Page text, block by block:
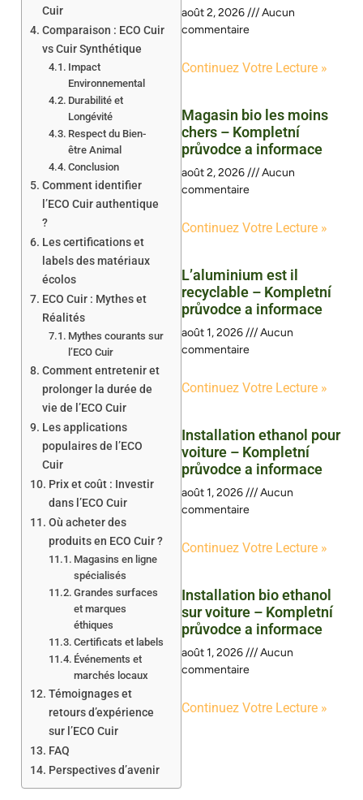
Cuir
Comparaison : ECO Cuir
vs Cuir Synthétique
Impact
Environnemental
Durabilité et
Longévité
Respect du Bien-
être Animal
Conclusion
Comment identifier
l’ECO Cuir authentique
?
Les certifications et
labels des matériaux
écolos
ECO Cuir : Mythes et
Réalités
Mythes courants sur
l’ECO Cuir
Comment entretenir et
prolonger la durée de
vie de l’ECO Cuir
Les applications
populaires de l’ECO
Cuir
Prix et coût : Investir
dans l’ECO Cuir
Où acheter des
produits en ECO Cuir ?
Magasins en ligne
spécialisés
Grandes surfaces
et marques
éthiques
Certificats et labels
Événements et
marchés locaux
Témoignages et
retours d’expérience
sur l’ECO Cuir
FAQ
Perspectives d’avenir
août 2, 2026
Aucun
commentaire
Continuez Votre Lecture »
Magasin bio les moins
chers – Kompletní
průvodce a informace
août 2, 2026
Aucun
commentaire
Continuez Votre Lecture »
L’aluminium est il
recyclable – Kompletní
průvodce a informace
août 1, 2026
Aucun
commentaire
Continuez Votre Lecture »
Installation ethanol pour
voiture – Kompletní
průvodce a informace
août 1, 2026
Aucun
commentaire
Continuez Votre Lecture »
Installation bio ethanol
sur voiture – Kompletní
průvodce a informace
août 1, 2026
Aucun
commentaire
Continuez Votre Lecture »